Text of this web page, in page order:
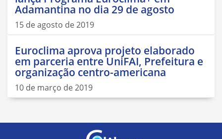
Adamantina no dia 29 de agosto
15 de agosto de 2019
Euroclima aprova projeto elaborado
em parceria entre UniFAI, Prefeitura e
organização centro-americana
10 de março de 2019